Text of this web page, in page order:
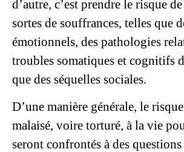
d’autre, c’est prendre le risque
sortes de souffrances, telles que
émotionnels, des pathologies
troubles somatiques et cognitifs
que des séquelles sociales.
D’une manière générale, le
malaisé, voire torturé, à la vie
seront confrontés à des